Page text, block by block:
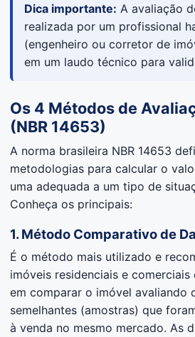
Dica importante: A avaliação
realizada por um profissional
(engenheiro ou corretor de
em um laudo técnico para
Os 4 Métodos de
(NBR 14653)
A norma brasileira NBR 14653
metodologias para calcular o
uma adequada a um tipo de
Conheça os principais:
1. Método Comparativo de
É o método mais utilizado e
imóveis residenciais e comerciais
em comparar o imóvel avaliando
semelhantes (amostras) que
à venda no mesmo mercado. As